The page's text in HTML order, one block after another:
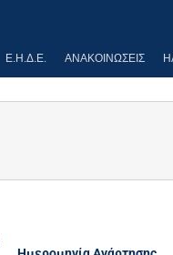
Ε.Η.Δ.Ε. ΑΝΑΚΟΙΝΏΣΕΙΣ